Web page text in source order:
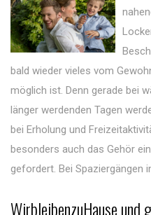
bald wieder vieles vom
möglich ist. Denn gerade bei
länger werdenden Tagen
bei Erholung und
besonders auch das Gehör
gefordert. Bei Spaziergängen
WirbleibenzuHause und